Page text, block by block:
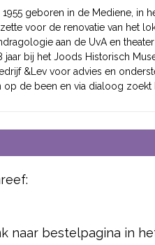
1955 geboren in de Mediene, in
voor de renovatie van het
aan de UvA en
jaar bij het Joods Historisch
&Lev voor advies en
de been en via dialoog zoekt
naar bestelpagina in